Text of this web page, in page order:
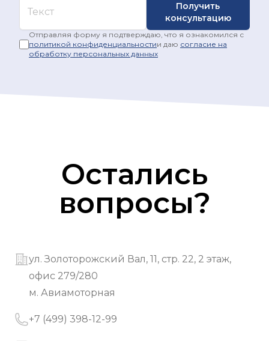
Получить
консультацию
Отправляя форму я подтверждаю, что я ознакомился с
политикой конфиденциальностии даю согласие на
обработку персональных данных
Остались
вопросы?
Адрес
ул. Золоторожский Вал, 11, стр. 22, 2 этаж,
офис 279/280
м. Авиамоторная
Номер телефона
+7 (499) 398-12-99